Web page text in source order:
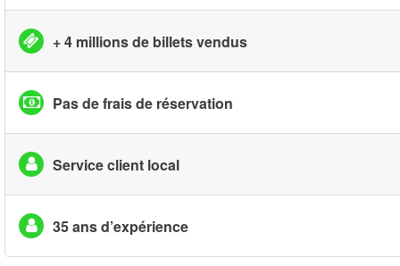
+ 4 millions de billets vendus
Pas de frais de réservation
Service client local
35 ans d’expérience